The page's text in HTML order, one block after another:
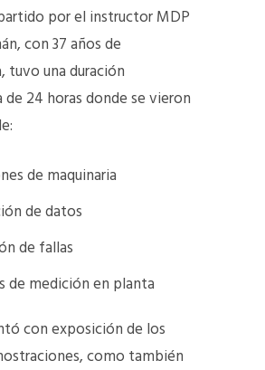
por el instructor MDP
con 37 años de
tuvo una duración
de 24 horas donde se vieron
de maquinaria
de datos
de fallas
de medición en planta
con exposición de los
como también